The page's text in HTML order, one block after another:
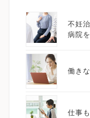
不妊
病院
働き
仕事